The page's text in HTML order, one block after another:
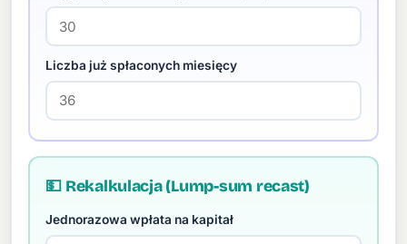
Liczba już spłaconych miesięcy
💵 Rekalkulacja (Lump-sum recast)
Jednorazowa wpłata na kapitał